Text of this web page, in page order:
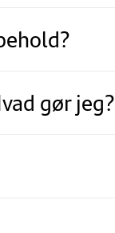
gør jeg?